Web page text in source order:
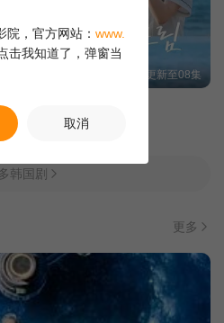
更新至08集
Dream For You/
韩国剧
更多
院，官方网站： www.
击我知道了，弹窗当
取消